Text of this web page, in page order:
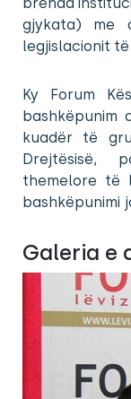
gjykata) me
legjislacionit
Ky Forum
bashkëpunim
kuadër të
Drejtësisë,
themelore të
bashkëpunimi
Galeria e